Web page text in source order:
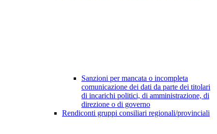
Sanzioni per mancata o incompleta
comunicazione dei dati da parte dei titolari
di incarichi politici, di amministrazione, di
direzione o di governo
Rendiconti gruppi consiliari regionali/provinciali